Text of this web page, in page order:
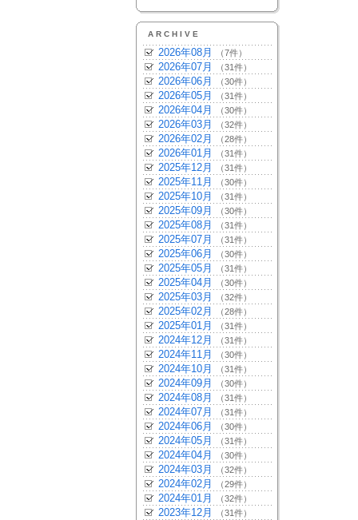
ARCHIVE
2026年08月 （7件）
2026年07月 （31件）
2026年06月 （30件）
2026年05月 （31件）
2026年04月 （30件）
2026年03月 （32件）
2026年02月 （28件）
2026年01月 （31件）
2025年12月 （31件）
2025年11月 （30件）
2025年10月 （31件）
2025年09月 （30件）
2025年08月 （31件）
2025年07月 （31件）
2025年06月 （30件）
2025年05月 （31件）
2025年04月 （30件）
2025年03月 （32件）
2025年02月 （28件）
2025年01月 （31件）
2024年12月 （31件）
2024年11月 （30件）
2024年10月 （31件）
2024年09月 （30件）
2024年08月 （31件）
2024年07月 （31件）
2024年06月 （30件）
2024年05月 （31件）
2024年04月 （30件）
2024年03月 （32件）
2024年02月 （29件）
2024年01月 （32件）
2023年12月 （31件）